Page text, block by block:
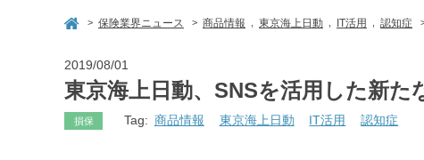
> 保険業界ニュース > 商品情報 東京海上日動 IT活用 認知症
2019/08/01
東京海上日動、SNSを活用した新た
損保 Tag: 商品情報 東京海上日動 IT活用 認知症